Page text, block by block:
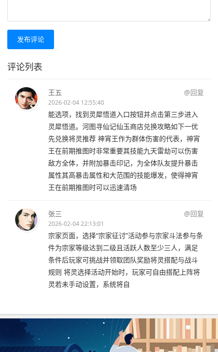
发布评论
评论列表
王五 @回复
2026-02-04 12:55:40
能选项，找到灵犀悟道入口按钮并点击第三步进入
灵犀悟道。河图寻仙记仙玉商店兑换攻略如下一优
先兑换将灵推荐 神宵王作为群体伤害的代表，神宵
王在前期推图时非常重要其技能九天雷劫可以伤害
敌方全体，并附加暴击印记，为全体队友提升暴击
属性其高暴击属性和大范围的技能爆发，使得神宵
王在前期推图时可以迅速清场
张三 @回复
2026-02-04 22:13:01
宗家页面，选择“宗家征讨”活动参与宗家斗法参与条
件为宗家等级达到二级且活跃人数至少三人，满足
条件后玩家可挑战并领取团队奖励将灵搭配与战斗
规则 将灵选择活动开始时，玩家可自由搭配上阵将
灵若未手动设置，系统将自